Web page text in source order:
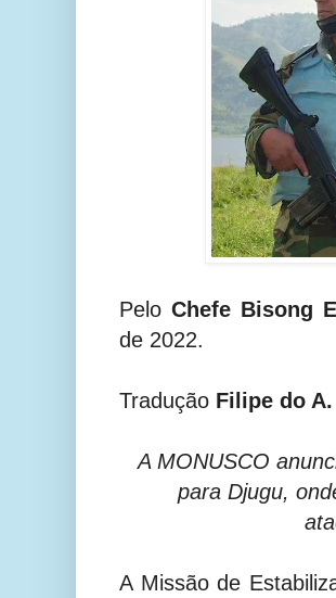
Pelo Chefe Bisong
de 2022.
Tradução Filipe do
A MONUSCO
para Djugu,
A Missão de